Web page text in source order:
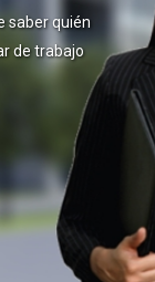
saber quién
de trabajo